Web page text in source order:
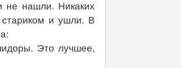
не нашли. Никаких
стариком и ушли. В
Это лучшее,